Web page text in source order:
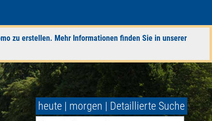
zu erstellen. Mehr Informationen finden Sie in unserer
heute | morgen | Detaillierte Suche